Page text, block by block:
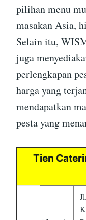
pilihan menu
masakan Asia,
Selain itu,
juga
perlengkapan
harga yang
mendapatkan
pesta yang
Tien